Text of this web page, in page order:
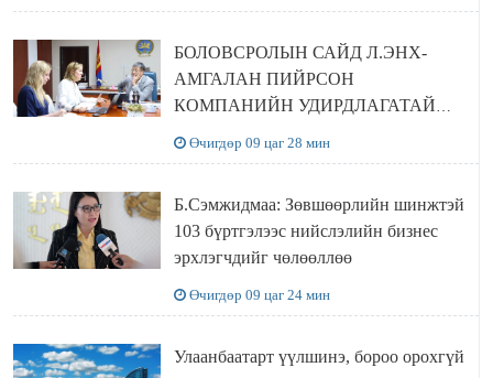
БОЛОВСРОЛЫН САЙД Л.ЭНХ-
АМГАЛАН ПИЙРСОН
КОМПАНИЙН УДИРДЛАГАТАЙ
Өчигдөр 09 цаг 28 мин
Б.Сэмжидмаа: Зөвшөөрлийн шинжтэй
103 бүртгэлээс нийслэлийн бизнес
эрхлэгчдийг чөлөөллөө
Өчигдөр 09 цаг 24 мин
Улаанбаатарт үүлшинэ, бороо орохгүй